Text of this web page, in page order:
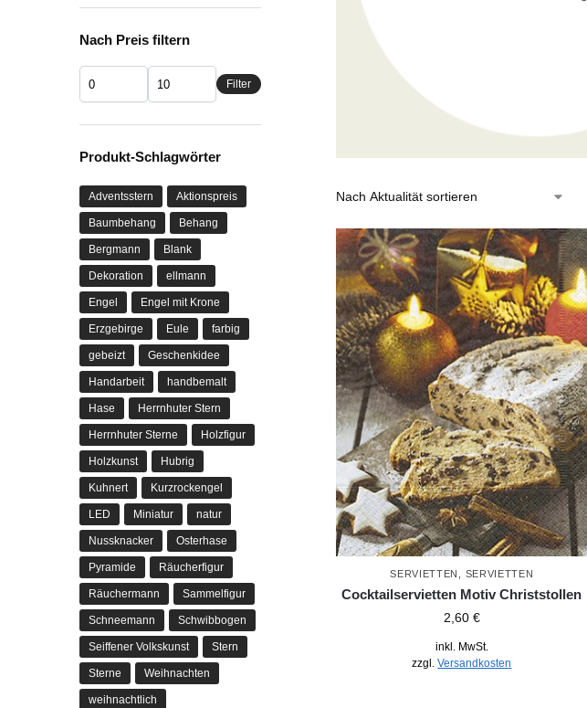
SERVIETTEN SERVIETTEN
Cocktailservietten Motiv Christstollen
2,60 €
inkl. MwSt.
zzgl.Versandkosten
Nach Preis filtern
Filter
Produkt-Schlagwörter
Adventsstern Aktionspreis
Baumbehang Behang
Bergmann Blank
Dekoration ellmann
Engel Engel mit Krone
Erzgebirge Eule farbig
gebeizt Geschenkidee
Handarbeit handbemalt
Hase Herrnhuter Stern
Herrnhuter Sterne Holzfigur
Holzkunst Hubrig
Kuhnert Kurzrockengel
LED Miniatur natur
Nussknacker Osterhase
Pyramide Räucherfigur
Räuchermann Sammelfigur
Schneemann Schwibbogen
Seiffener Volkskunst Stern
Sterne Weihnachten
weihnachtlich